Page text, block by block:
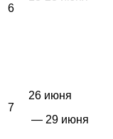
6
7
26 июня
— 29 июня